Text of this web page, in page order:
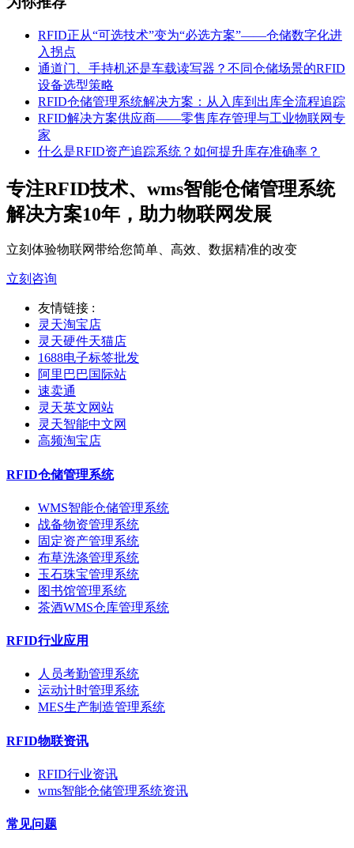
RFID正从“可选技术”变为“必选方案”——仓储数字化进
入拐点
通道门、手持机还是车载读写器？不同仓储场景的RFID
设备选型策略
RFID仓储管理系统解决方案：从入库到出库全流程追踪
RFID解决方案供应商——零售库存管理与工业物联网专
家
什么是RFID资产追踪系统？如何提升库存准确率？
专注RFID技术、wms智能仓储管理系统
解决方案10年，助力物联网发展
立刻体验物联网带给您简单、高效、数据精准的改变
立刻咨询
友情链接 :
灵天淘宝店
灵天硬件天猫店
1688电子标签批发
阿里巴巴国际站
速卖通
灵天英文网站
灵天智能中文网
高频淘宝店
RFID仓储管理系统
WMS智能仓储管理系统
战备物资管理系统
固定资产管理系统
布草洗涤管理系统
玉石珠宝管理系统
图书馆管理系统
茶酒WMS仓库管理系统
RFID行业应用
人员考勤管理系统
运动计时管理系统
MES生产制造管理系统
RFID物联资讯
RFID行业资讯
wms智能仓储管理系统资讯
常见问题